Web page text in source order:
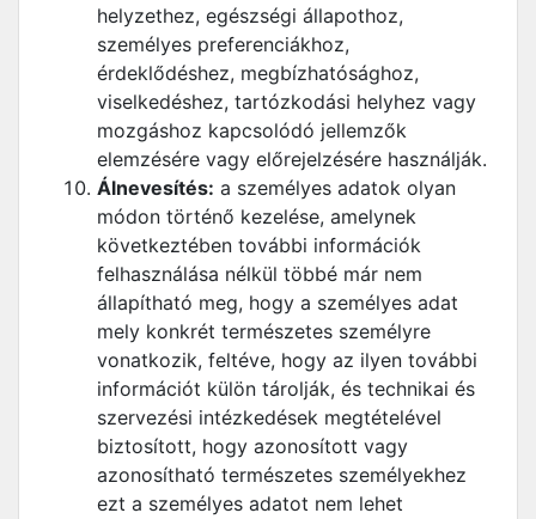
helyzethez, egészségi állapothoz,
személyes preferenciákhoz,
érdeklődéshez, megbízhatósághoz,
viselkedéshez, tartózkodási helyhez vagy
mozgáshoz kapcsolódó jellemzők
elemzésére vagy előrejelzésére használják.
Álnevesítés: a személyes adatok olyan
módon történő kezelése, amelynek
következtében további információk
felhasználása nélkül többé már nem
állapítható meg, hogy a személyes adat
mely konkrét természetes személyre
vonatkozik, feltéve, hogy az ilyen további
információt külön tárolják, és technikai és
szervezési intézkedések megtételével
biztosított, hogy azonosított vagy
azonosítható természetes személyekhez
ezt a személyes adatot nem lehet